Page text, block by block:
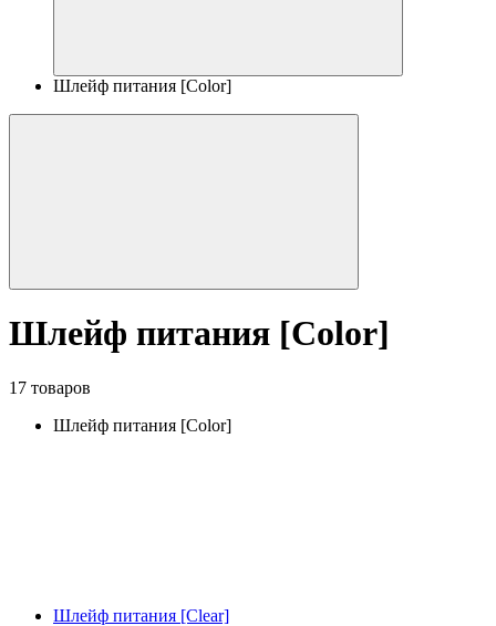
Шлейф питания [Color]
Шлейф питания [Color]
17 товаров
Шлейф питания [Color]
Шлейф питания [Clear]